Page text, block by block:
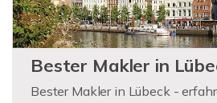
Bester Makler in
Bester Makler in Lübeck -